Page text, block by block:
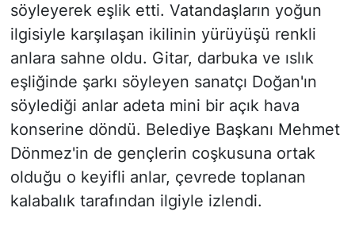
söyleyerek eşlik etti. Vatandaşların yoğun
ilgisiyle karşılaşan ikilinin yürüyüşü renkli
anlara sahne oldu. Gitar, darbuka ve ıslık
eşliğinde şarkı söyleyen sanatçı Doğan'ın
söylediği anlar adeta mini bir açık hava
konserine döndü. Belediye Başkanı Mehmet
Dönmez'in de gençlerin coşkusuna ortak
olduğu o keyifli anlar, çevrede toplanan
kalabalık tarafından ilgiyle izlendi.